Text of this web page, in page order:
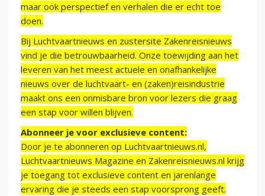
maar ook perspectief en verhalen die er echt toe
doen.
Bij Luchtvaartnieuws en zustersite Zakenreisnieuws
vind je die betrouwbaarheid. Onze toewijding aan het
leveren van het meest actuele en onafhankelijke
nieuws over de luchtvaart- en (zaken)reisindustrie
maakt ons een onmisbare bron voor lezers die graag
een stap voor willen blijven.
Abonneer je voor exclusieve content:
Door je te abonneren op Luchtvaartnieuws.nl,
Luchtvaartnieuws Magazine en Zakenreisnieuws.nl krijg
je toegang tot exclusieve content en jarenlange
ervaring die je steeds een stap voorsprong geeft.